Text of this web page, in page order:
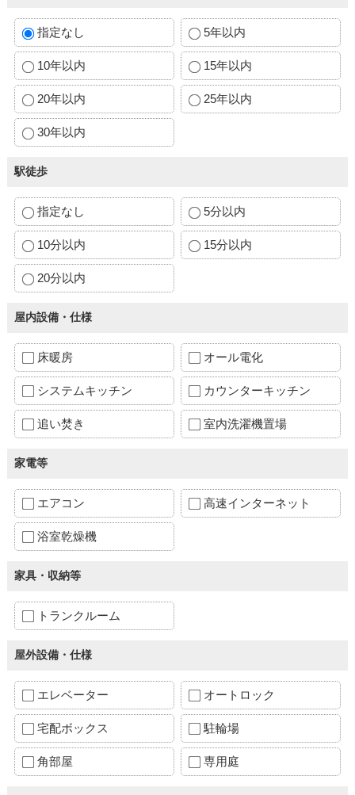
指定なし 5年以内
10年以内 15年以内
20年以内 25年以内
30年以内
駅徒歩
指定なし 5分以内
10分以内 15分以内
20分以内
屋内設備・仕様
床暖房 オール電化
システムキッチン カウンターキッチン
追い焚き 室内洗濯機置場
家電等
エアコン 高速インターネット
浴室乾燥機
家具・収納等
トランクルーム
屋外設備・仕様
エレベーター オートロック
宅配ボックス 駐輪場
角部屋 専用庭